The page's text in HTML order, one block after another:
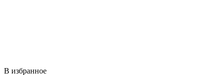
В избранное